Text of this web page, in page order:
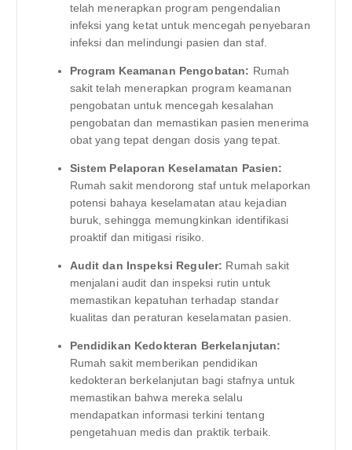
telah menerapkan program pengendalian
infeksi yang ketat untuk mencegah penyebaran
infeksi dan melindungi pasien dan staf.
Program Keamanan Pengobatan: Rumah
sakit telah menerapkan program keamanan
pengobatan untuk mencegah kesalahan
pengobatan dan memastikan pasien menerima
obat yang tepat dengan dosis yang tepat.
Sistem Pelaporan Keselamatan Pasien:
Rumah sakit mendorong staf untuk melaporkan
potensi bahaya keselamatan atau kejadian
buruk, sehingga memungkinkan identifikasi
proaktif dan mitigasi risiko.
Audit dan Inspeksi Reguler: Rumah sakit
menjalani audit dan inspeksi rutin untuk
memastikan kepatuhan terhadap standar
kualitas dan peraturan keselamatan pasien.
Pendidikan Kedokteran Berkelanjutan:
Rumah sakit memberikan pendidikan
kedokteran berkelanjutan bagi stafnya untuk
memastikan bahwa mereka selalu
mendapatkan informasi terkini tentang
pengetahuan medis dan praktik terbaik.